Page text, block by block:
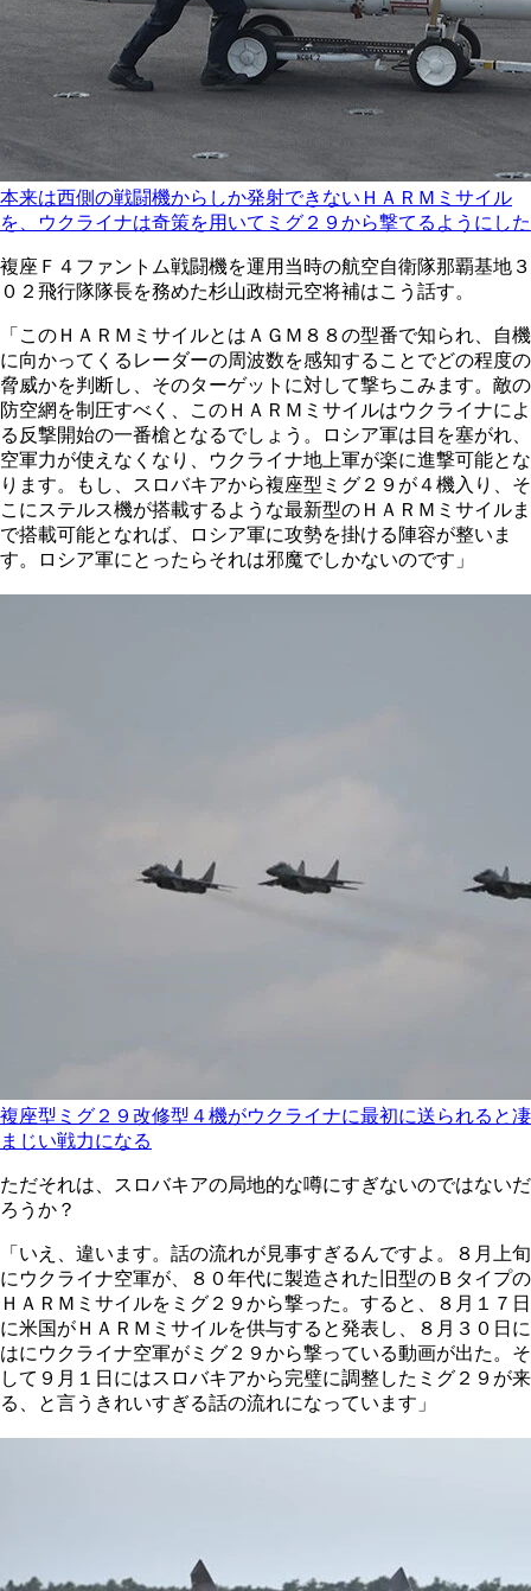
本来は西側の戦闘機からしか発射できないＨＡＲＭミサイル
を、ウクライナは奇策を用いてミグ２９から撃てるようにした
複座Ｆ４ファントム戦闘機を運用当時の航空自衛隊那覇基地３
０２飛行隊隊長を務めた杉山政樹元空将補はこう話す。
「このＨＡＲＭミサイルとはＡＧＭ８８の型番で知られ、自機
に向かってくるレーダーの周波数を感知することでどの程度の
脅威かを判断し、そのターゲットに対して撃ちこみます。敵の
防空網を制圧すべく、このＨＡＲＭミサイルはウクライナによ
る反撃開始の一番槍となるでしょう。ロシア軍は目を塞がれ、
空軍力が使えなくなり、ウクライナ地上軍が楽に進撃可能とな
ります。もし、スロバキアから複座型ミグ２９が４機入り、そ
こにステルス機が搭載するような最新型のＨＡＲＭミサイルま
で搭載可能となれば、ロシア軍に攻勢を掛ける陣容が整いま
す。ロシア軍にとったらそれは邪魔でしかないのです」
複座型ミグ２９改修型４機がウクライナに最初に送られると凄
まじい戦力になる
ただそれは、スロバキアの局地的な噂にすぎないのではないだ
ろうか？
「いえ、違います。話の流れが見事すぎるんですよ。８月上旬
にウクライナ空軍が、８０年代に製造された旧型のＢタイプの
ＨＡＲＭミサイルをミグ２９から撃った。すると、８月１７日
に米国がＨＡＲＭミサイルを供与すると発表し、８月３０日に
はにウクライナ空軍がミグ２９から撃っている動画が出た。そ
して９月１日にはスロバキアから完璧に調整したミグ２９が来
る、と言うきれいすぎる話の流れになっています」